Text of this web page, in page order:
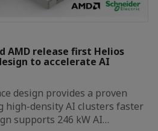
AMD release first Helios
to accelerate AI
design provides a proven
high-density AI clusters faster
supports 246 kW AI…